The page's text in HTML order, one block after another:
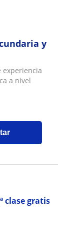
y
experiencia
a nivel
clase gratis